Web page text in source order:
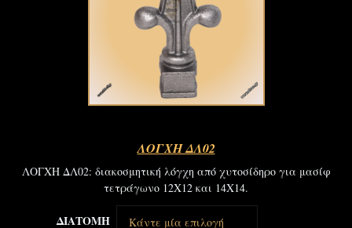
ΛΟΓΧΗ ΔΛ02
ΛΟΓΧΗ ΔΛ02: διακοσμητική λόγχη από χυτοσίδηρο για μασίφ
τετράγωνο 12Χ12 και 14Χ14.
ΔΙΑΤΟΜΗ